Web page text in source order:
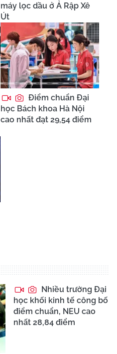
máy lọc dầu ở Ả Rập Xê
Út
Điểm chuẩn Đại
học Bách khoa Hà Nội
cao nhất đạt 29,54 điểm
Nhiều trường Đại
học khối kinh tế công bố
điểm chuẩn, NEU cao
nhất 28,84 điểm